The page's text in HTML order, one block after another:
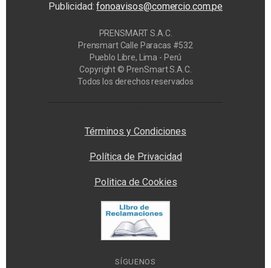
Publicidad:fonoavisos@comercio.com.pe
PRENSMART S.A.C.
Prensmart Calle Paracas #532
Pueblo Libre, Lima - Perú
Copyright © PrenSmart S.A.C.
Todos los derechos reservados
Términos y Condiciones
Política de Privacidad
Politica de Cookies
SÍGUENOS